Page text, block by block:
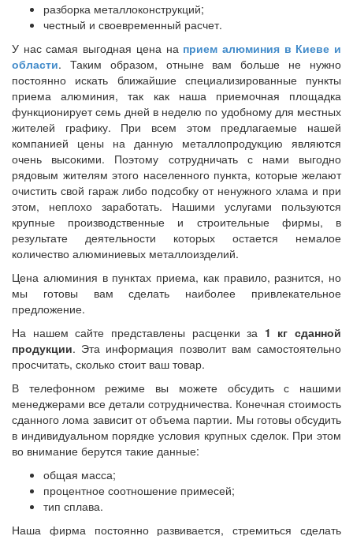
разборка металлоконструкций;
честный и своевременный расчет.
У нас самая выгодная цена наприем алюминия в Киеве и
области. Таким образом, отныне вам больше не нужно
постоянно искать ближайшие специализированные пункты
приема алюминия, так как наша приемочная площадка
функционирует семь дней в неделю по удобному для местных
жителей графику. При всем этом предлагаемые нашей
компанией цены на данную металлопродукцию являются
очень высокими. Поэтому сотрудничать с нами выгодно
рядовым жителям этого населенного пункта, которые желают
очистить свой гараж либо подсобку от ненужного хлама и при
этом, неплохо заработать. Нашими услугами пользуются
крупные производственные и строительные фирмы, в
результате деятельности которых остается немалое
количество алюминиевых металлоизделий.
Цена алюминия в пунктах приема, как правило, разнится, но
мы готовы вам сделать наиболее привлекательное
предложение.
На нашем сайте представлены расценки за 1 кг сданной
продукции. Эта информация позволит вам самостоятельно
просчитать, сколько стоит ваш товар.
В телефонном режиме вы можете обсудить с нашими
менеджерами все детали сотрудничества. Конечная стоимость
сданного лома зависит от объема партии. Мы готовы обсудить
в индивидуальном порядке условия крупных сделок. При этом
во внимание берутся такие данные:
общая масса;
процентное соотношение примесей;
тип сплава.
Наша фирма постоянно развивается, стремиться сделать